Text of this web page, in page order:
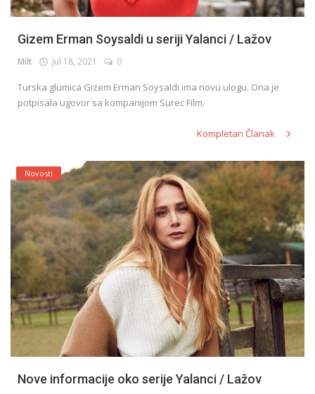
Gizem Erman Soysaldi u seriji Yalanci / Lažov
Milt Jul 18, 2021 0
Turska glumica Gizem Erman Soysaldi ima novu ulogu. Ona je
potpisala ugovor sa kompanijom Surec Film.
Kompletan Članak
Novosti
Nove informacije oko serije Yalanci / Lažov